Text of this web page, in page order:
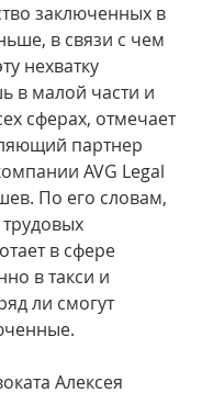
заключенных в
в связи с чем
нехватку
в малой части и
сферах, отмечает
партнер
AVG Legal
По его словам,
в сфере
в такси и
ли смогут
Алексея